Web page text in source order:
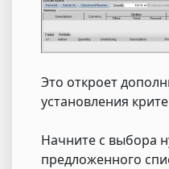
Это откроет
установления
Начните с выбора
предложенного